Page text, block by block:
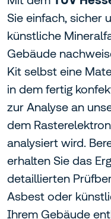
Sie einfach, sicher
künstliche
Gebäude
Kit selbst eine
in dem fertig
zur Analyse an
dem
analysiert wird.
erhalten Sie das
detaillierten
Asbest oder
Ihrem Gebäude